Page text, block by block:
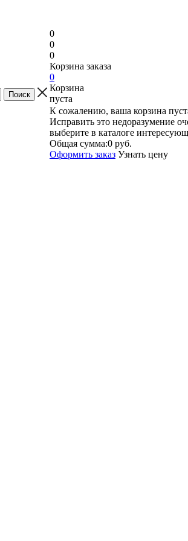
0
0
0
Корзина заказа
0
Корзина
пуста
К сожалению, ваша корзина
Исправить это недоразумение
выберите в каталоге
Общая сумма:0 руб.
Оформить заказ Узнать цену